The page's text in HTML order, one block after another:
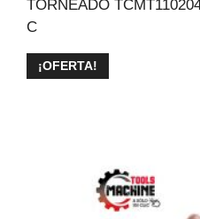
TORNEADO
C
¡OFERTA!